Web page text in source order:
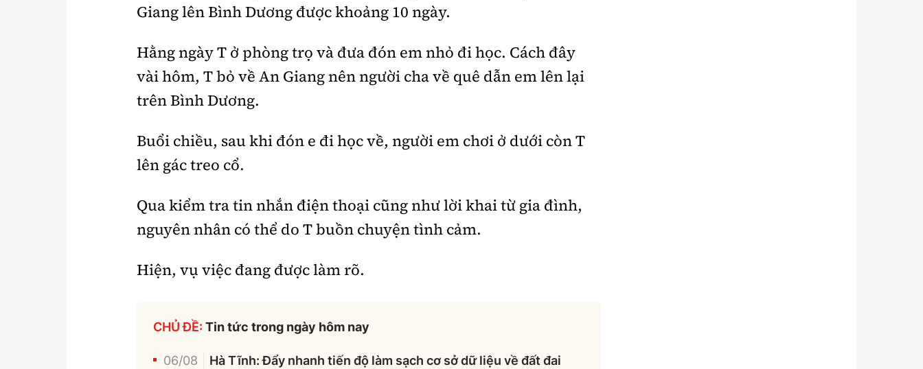
Giang lên Bình Dương được khoảng 10 ngày.
Hằng ngày T ở phòng trọ và đưa đón em nhỏ đi học. Cách đây
vài hôm, T bỏ về An Giang nên người cha về quê dẫn em lên lại
trên Bình Dương.
Buổi chiều, sau khi đón e đi học về, người em chơi ở dưới còn T
lên gác treo cổ.
Qua kiểm tra tin nhắn điện thoại cũng như lời khai từ gia đình,
nguyên nhân có thể do T buồn chuyện tình cảm.
Hiện, vụ việc đang được làm rõ.
CHỦ ĐỀ: Tin tức trong ngày hôm nay
06/08 Hà Tĩnh: Đẩy nhanh tiến độ làm sạch cơ sở dữ liệu về đất đai